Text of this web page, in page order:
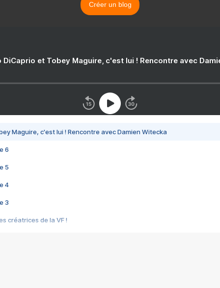
Créer un blog
DiCaprio et Tobey Maguire, c'est lui ! Rencontre avec
Maguire, c'est lui ! Rencontre avec Damien Witecka
6
5
4
3
créatrices de la VF !